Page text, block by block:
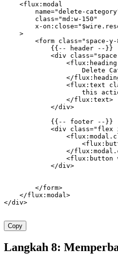
    <
flux : modal
        name
="delete-
        class=
"md:w-150"
        x
-on : close=" $wire
    >
        <
form class="space-y-
            {{
-- header -- }}
            <
div class=
                <
flux : heading
                    Delete
                </
flux :
                <
flux : text
                    this
                </
flux : text>
            </
div>
            {{
-- footer -- }}
            <
div class="flex
                <
flux : modal .
                    <
flux :
                </
flux : modal .
                <
flux : button
            </
div>
        </
form>
    </
flux : modal>
</div>
Copy
Langkah 8: